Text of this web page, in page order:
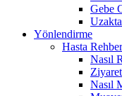
Gebe
Yönlendirme
Hasta
Nasıl
Nasıl